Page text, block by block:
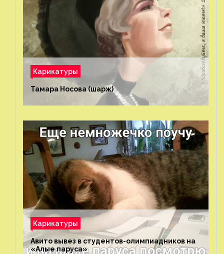
Карикатуры
Тамара Носова (шарж)⁠⁠
Карикатуры
Авито вывез в студентов-олимпиадников на
«Алые паруса»⁠⁠